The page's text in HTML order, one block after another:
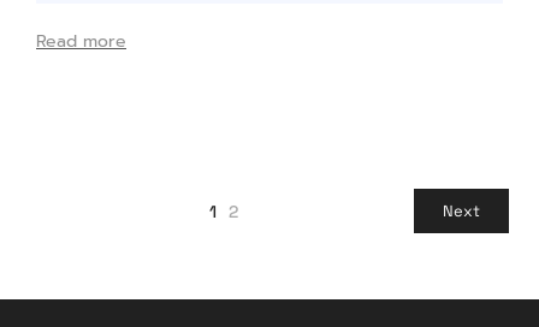
Read more
1 2 Next